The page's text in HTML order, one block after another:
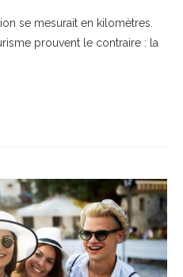
se mesurait en kilomètres.
prouvent le contraire : la